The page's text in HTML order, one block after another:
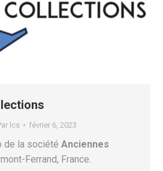
lcs février 6, 2023
de la société Anciennes
Ferrand, France.